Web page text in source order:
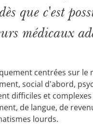
que c'est
médicaux
centrées sur le
social d'abord,
difficiles et
de langue, de
lourds.